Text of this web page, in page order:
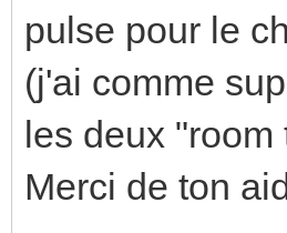
pulse pour le
(j'ai comme
les deux "room
Merci de ton